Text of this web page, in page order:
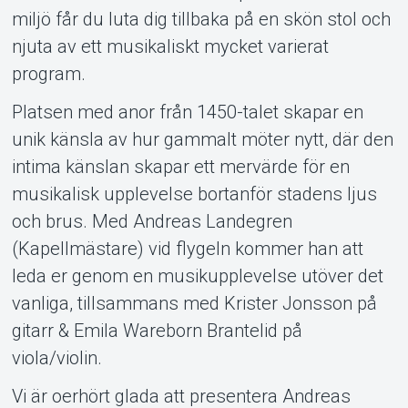
Om Tickster
miljö får du luta dig tillbaka på en skön stol och
njuta av ett musikaliskt mycket varierat
program.
Platsen med anor från 1450-talet skapar en
unik känsla av hur gammalt möter nytt, där den
intima känslan skapar ett mervärde för en
musikalisk upplevelse bortanför stadens ljus
och brus. Med Andreas Landegren
(Kapellmästare) vid flygeln kommer han att
leda er genom en musikupplevelse utöver det
vanliga, tillsammans med Krister Jonsson på
gitarr & Emila Wareborn Brantelid på
viola/violin.
Vi är oerhört glada att presentera Andreas